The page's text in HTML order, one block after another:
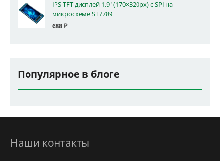
IPS TFT дисплей 1.9" (170×320px) с SPI на
микросхеме ST7789
688₽
Популярное в блоге
Наши контакты